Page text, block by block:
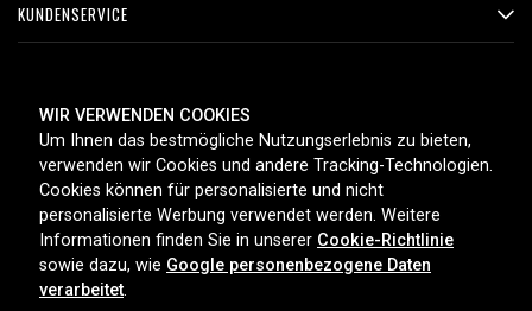
KUNDENSERVICE
ZAHLUNGSMETHODEN
LIEFEROPTIONEN
WIR VERWENDEN COOKIES
Um Ihnen das bestmögliche Nutzungserlebnis zu bieten,
verwenden wir Cookies und andere Tracking-Technologien.
Cookies können für personalisierte und nicht
personalisierte Werbung verwendet werden. Weitere
Informationen finden Sie in unserer Cookie-Richtlinie
sowie dazu, wie Google personenbezogene Daten
verarbeitet.